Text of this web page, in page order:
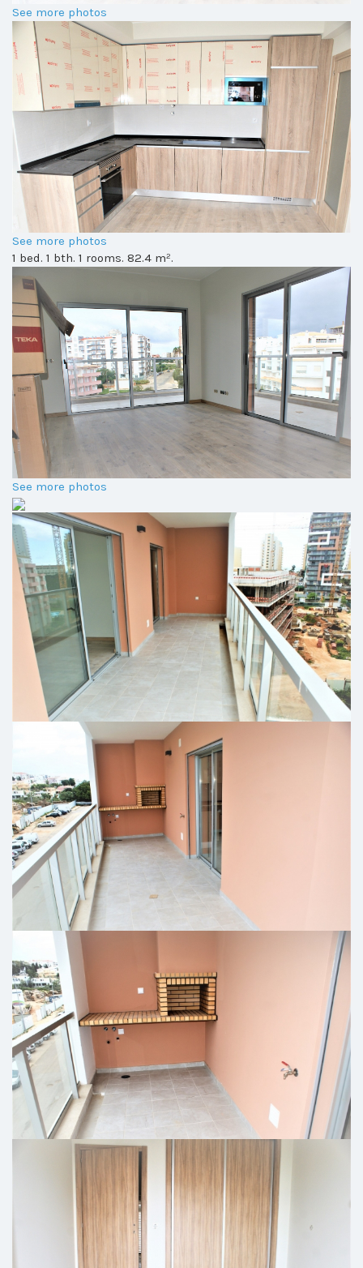
See more photos
See more photos
1 bed. 1 bth. 1 rooms. 82.4 m².
See more photos